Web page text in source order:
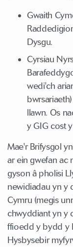
Gwaith
Dysgu.
Cyrsiau
wedi'ch
llawn. Os
y GIG cost
Mae'r Brifysgol
ar ein gwefan ac
gyson â pholisi
newidiadau yn y
Cymru (megis
chwyddiant yn y
ffioedd y bydd y
Hysbysebir